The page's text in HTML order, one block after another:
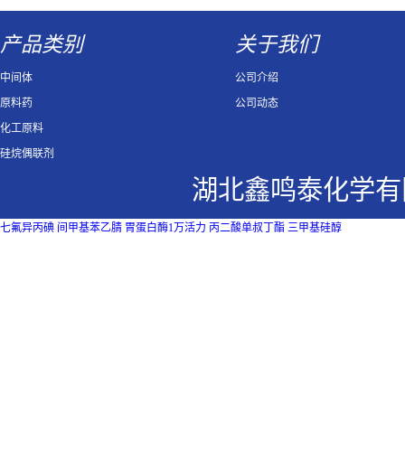
产品类别
中间体
原料药
化工原料
硅烷偶联剂
关于我们
公司介绍
公司动态
湖北鑫鸣泰化学
七氟异丙碘 间甲基苯乙腈 胃蛋白酶1万活力 丙二酸单叔丁酯 三甲基硅醇